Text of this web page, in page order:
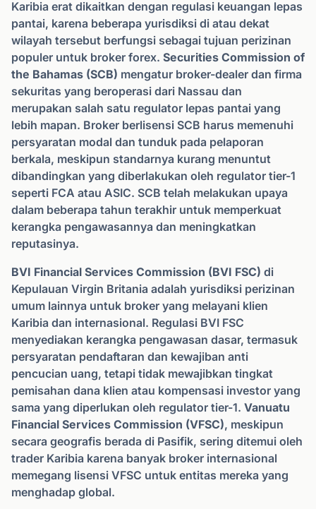
Karibia erat dikaitkan dengan regulasi keuangan lepas
pantai, karena beberapa yurisdiksi di atau dekat
wilayah tersebut berfungsi sebagai tujuan perizinan
populer untuk broker forex. Securities Commission of
the Bahamas (SCB) mengatur broker-dealer dan firma
sekuritas yang beroperasi dari Nassau dan
merupakan salah satu regulator lepas pantai yang
lebih mapan. Broker berlisensi SCB harus memenuhi
persyaratan modal dan tunduk pada pelaporan
berkala, meskipun standarnya kurang menuntut
dibandingkan yang diberlakukan oleh regulator tier-1
seperti FCA atau ASIC. SCB telah melakukan upaya
dalam beberapa tahun terakhir untuk memperkuat
kerangka pengawasannya dan meningkatkan
reputasinya.
BVI Financial Services Commission (BVI FSC) di
Kepulauan Virgin Britania adalah yurisdiksi perizinan
umum lainnya untuk broker yang melayani klien
Karibia dan internasional. Regulasi BVI FSC
menyediakan kerangka pengawasan dasar, termasuk
persyaratan pendaftaran dan kewajiban anti
pencucian uang, tetapi tidak mewajibkan tingkat
pemisahan dana klien atau kompensasi investor yang
sama yang diperlukan oleh regulator tier-1. Vanuatu
Financial Services Commission (VFSC), meskipun
secara geografis berada di Pasifik, sering ditemui oleh
trader Karibia karena banyak broker internasional
memegang lisensi VFSC untuk entitas mereka yang
menghadap global.